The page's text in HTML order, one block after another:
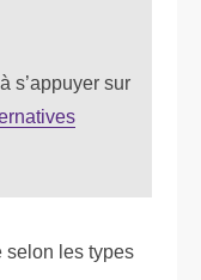
s’appuyer sur
selon les types